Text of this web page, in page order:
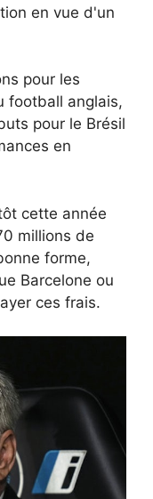
en vue d'un
pour les
football anglais,
pour le Brésil
en
cette année
millions de
forme,
Barcelone ou
ces frais.